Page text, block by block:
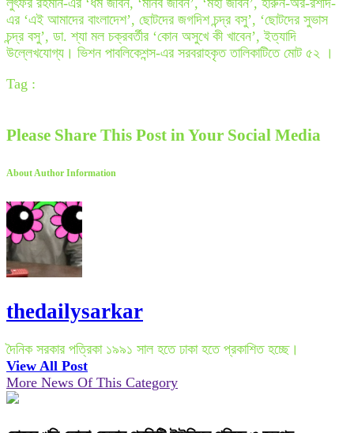
লুৎফর রহমান-এর ‘ধর্ম জীবন, ‘মানব জীবন’, ‘মহা জীবন’, হারুন-অর-রশীদ-
এর ‘এই আমাদের বাংলাদেশ’, ছোটদের জগদিশ চন্দ্র বসু’, ‘ছোটদের সুভাস
চন্দ্র বসু’, ডা. শ্যা মল চক্রবর্তীর ‘কোন অসুখে কী খাবেন’, ইত্যাদি
উল্লেখযোগ্য। ভিশন পাবলিকেশন্স-এর সরবরাহকৃত তালিকাটিতে মোট ৫২ ।
Tag :
Please Share This Post in Your Social Media
About Author Information
thedailysarkar
দৈনিক সরকার পত্রিকা ১৯৯১ সাল হতে ঢাকা হতে প্রকাশিত হচ্ছে।
View All Post
More News Of This Category